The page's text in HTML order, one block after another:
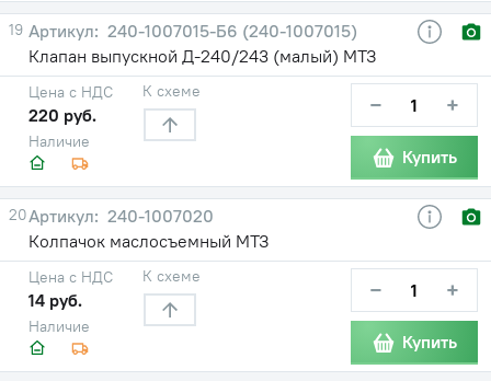
19
240-1007015-Б6 (240-1007015)
Клапан выпускной Д-240/243 (малый) МТЗ
Наличие
Цена с НДС
220 руб.
К схеме − +
Купить
20
240-1007020
Колпачок маслосъемный МТЗ
Наличие
Цена с НДС
14 руб.
К схеме − +
Купить